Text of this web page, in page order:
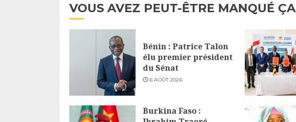
VOUS AVEZ PEUT-ÊTRE MANQUÉ ÇA
Bénin : Patrice Talon
élu premier président
du Sénat
6 AOÛT 2026
Burkina Faso :